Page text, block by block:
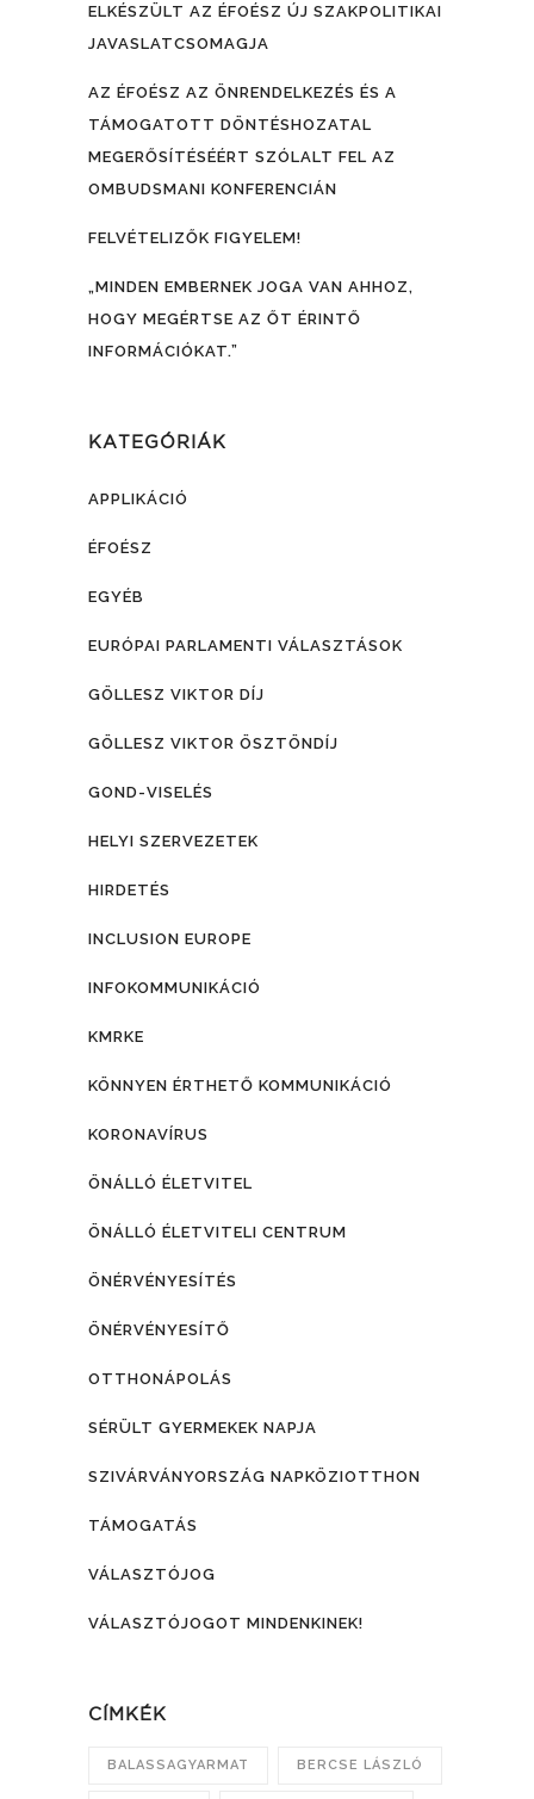
ELKÉSZÜLT AZ ÉFOÉSZ ÚJ SZAKPOLITIKAI
JAVASLATCSOMAGJA
AZ ÉFOÉSZ AZ ÖNRENDELKEZÉS ÉS A
TÁMOGATOTT DÖNTÉSHOZATAL
MEGERŐSÍTÉSÉÉRT SZÓLALT FEL AZ
OMBUDSMANI KONFERENCIÁN
FELVÉTELIZŐK FIGYELEM!
„MINDEN EMBERNEK JOGA VAN AHHOZ,
HOGY MEGÉRTSE AZ ŐT ÉRINTŐ
INFORMÁCIÓKAT.”
KATEGÓRIÁK
APPLIKÁCIÓ
ÉFOÉSZ
EGYÉB
EURÓPAI PARLAMENTI VÁLASZTÁSOK
GÖLLESZ VIKTOR DÍJ
GÖLLESZ VIKTOR ÖSZTÖNDÍJ
GOND-VISELÉS
HELYI SZERVEZETEK
HIRDETÉS
INCLUSION EUROPE
INFOKOMMUNIKÁCIÓ
KMRKE
KÖNNYEN ÉRTHETŐ KOMMUNIKÁCIÓ
KORONAVÍRUS
ÖNÁLLÓ ÉLETVITEL
ÖNÁLLÓ ÉLETVITELI CENTRUM
ÖNÉRVÉNYESÍTÉS
ÖNÉRVÉNYESÍTŐ
OTTHONÁPOLÁS
SÉRÜLT GYERMEKEK NAPJA
SZIVÁRVÁNYORSZÁG NAPKÖZIOTTHON
TÁMOGATÁS
VÁLASZTÓJOG
VÁLASZTÓJOGOT MINDENKINEK!
CÍMKÉK
BALASSAGYARMAT BERCSE LÁSZLÓ